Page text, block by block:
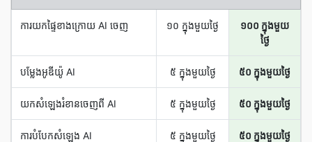
ការ​យក​ផ្ទៃ​ខាង​ក្រោយ AI ចេញ ១០ ក្នុង​មួយ​ថ្ងៃ
១០០ ក្នុង​មួយ​
ថ្ងៃ
បម្លែង​អូឌីយ៉ូ AI ៥ ក្នុង​មួយ​ថ្ងៃ ៥០ ក្នុង​មួយ​ថ្ងៃ
យក​សំឡេង​រំខាន​ចេញ​ពី AI ៥ ក្នុង​មួយ​ថ្ងៃ ៥០ ក្នុង​មួយ​ថ្ងៃ
ការ​បំបែក​សំឡេង AI ៥ ក្នុង​មួយ​ថ្ងៃ ៥០ ក្នុង​មួយ​ថ្ងៃ